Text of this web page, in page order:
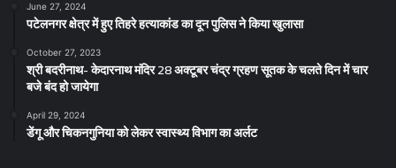
June 27, 2024
पटेलनगर क्षेत्र में हुए तिहरे हत्याकांड का दून पुलिस ने किया खुलासा
October 27, 2023
श्री बदरीनाथ- केदारनाथ मंदिर 28 अक्टूबर चंद्र ग्रहण सूतक के चलते दिन में चार
बजे बंद हो जायेगा
April 29, 2024
डेंगू और चिकनगुनिया को लेकर स्वास्थ्य विभाग का अर्लट